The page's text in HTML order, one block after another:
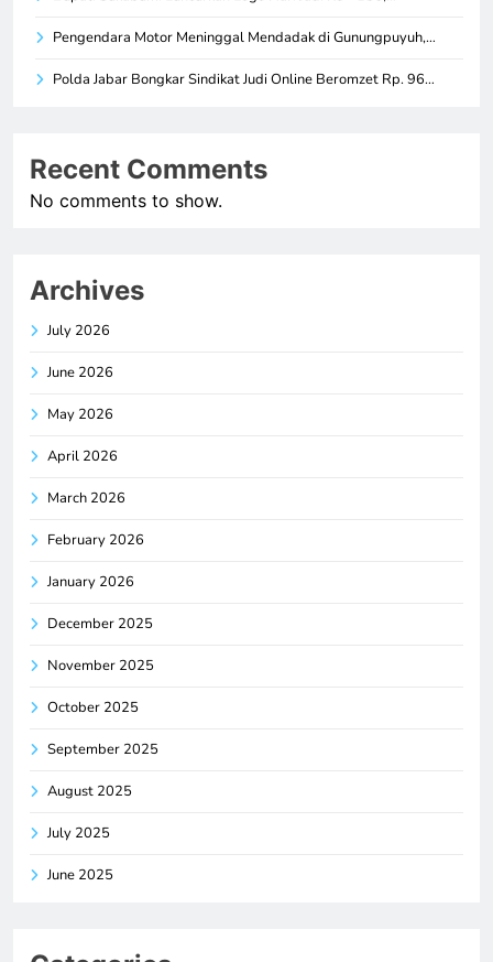
Pengendara Motor Meninggal Mendadak di Gunungpuyuh,…
Polda Jabar Bongkar Sindikat Judi Online Beromzet Rp. 96…
Recent Comments
No comments to show.
Archives
July 2026
June 2026
May 2026
April 2026
March 2026
February 2026
January 2026
December 2025
November 2025
October 2025
September 2025
August 2025
July 2025
June 2025